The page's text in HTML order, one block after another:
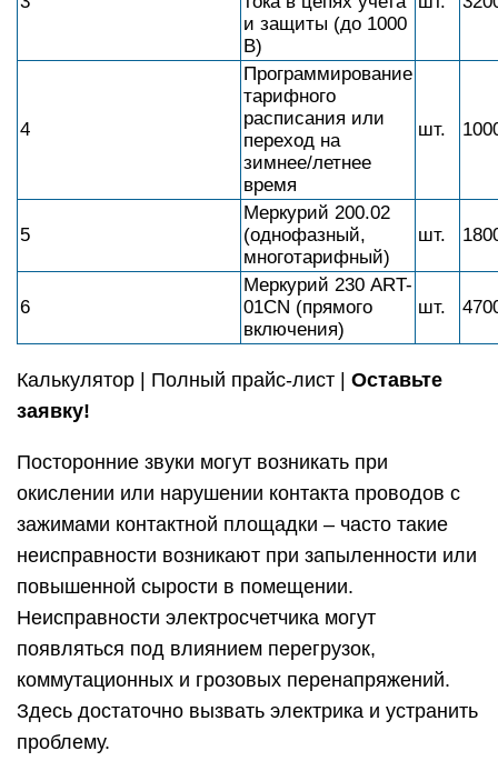
и защиты (до 1000
В)
4
Программирование
тарифного
расписания или
переход на
зимнее/летнее
время
шт.
5
Меркурий 200.02
(однофазный,
многотарифный)
шт.
6
Меркурий 230 ART-
01CN (прямого
включения)
шт.
Калькулятор | Полный прайс-лист | Оставьте
заявку!
Посторонние звуки могут возникать при
окислении или нарушении контакта проводов с
зажимами контактной площадки – часто такие
неисправности возникают при запыленности или
повышенной сырости в помещении.
Неисправности электросчетчика могут
появляться под влиянием перегрузок,
коммутационных и грозовых перенапряжений.
Здесь достаточно вызвать электрика и устранить
проблему.